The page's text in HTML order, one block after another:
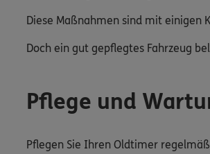
Diese Maßnahmen sind mit einigen
Doch ein gut gepflegtes Fahrzeug
Pflege und
Pflegen Sie Ihren Oldtimer